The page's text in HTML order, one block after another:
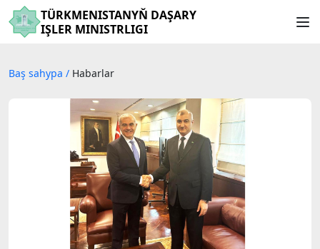
TÜRKMENISTANYŇ DAŞARY
IŞLER MINISTRLIGI
Baş sahypa / Habarlar